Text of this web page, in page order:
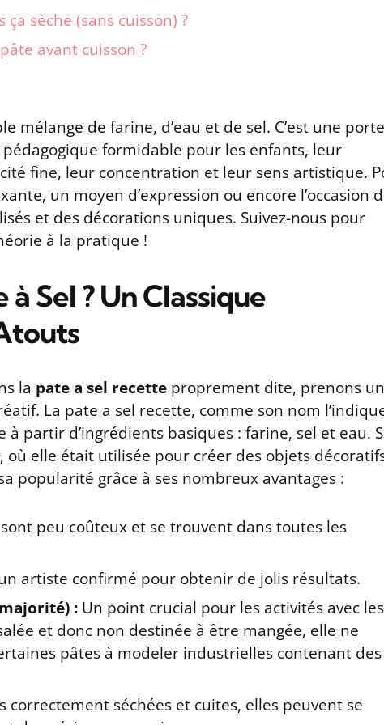
sèche (sans cuisson) ?
avant cuisson ?
mélange de farine, d’eau et de sel. C’est une porte
formidable pour les enfants, leur
fine, leur concentration et leur sens artistique.
un moyen d’expression ou encore l’occasion
et des décorations uniques. Suivez-nous pour
à la pratique !
Sel ? Un Classique
la pate a sel recette proprement dite, prenons un
La pate a sel recette, comme son nom
partir d’ingrédients basiques : farine, sel et eau.
elle était utilisée pour créer des objets
popularité grâce à ses nombreux avantages :
peu coûteux et se trouvent dans toutes les
artiste confirmé pour obtenir de jolis résultats.
: Un point crucial pour les activités avec les
et donc non destinée à être mangée, elle ne
pâtes à modeler industrielles contenant des
correctement séchées et cuites, elles peuvent se